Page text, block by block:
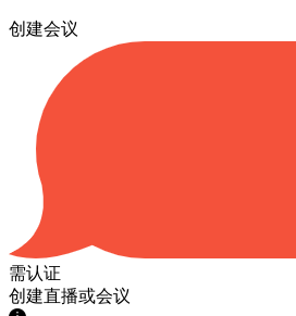
创建会议
需认证
创建直播或会议